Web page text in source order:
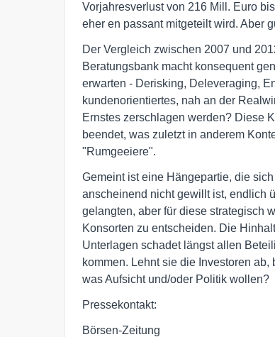
Vorjahresverlust von 216 Mill. Euro
eher en passant mitgeteilt wird. Aber
Der Vergleich zwischen 2007 und
Beratungsbank macht konsequent
erwarten - Derisking, Deleveraging,
kundenorientiertes, nah an der
Ernstes zerschlagen werden? Diese
beendet, was zuletzt in anderem
"Rumgeeiere".
Gemeint ist eine Hängepartie, die
anscheinend nicht gewillt ist, endlich
gelangten, aber für diese strategisch
Konsorten zu entscheiden. Die
Unterlagen schadet längst allen
kommen. Lehnt sie die Investoren
was Aufsicht und/oder Politik wollen?
Pressekontakt:
Börsen-Zeitung